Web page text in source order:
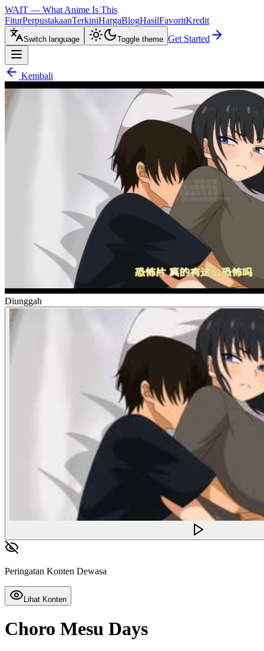
WAIT — What Anime Is This
FiturPerpustakaanTerkiniHargaBlogHasilFavoritKredit
Switch language Toggle theme Get Started
Kembali
Diunggah
Peringatan Konten Dewasa
Lihat Konten
Choro Mesu Days